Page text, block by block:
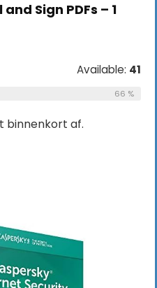
Sign PDFs – 1
Available: 41
66 %
binnenkort af.